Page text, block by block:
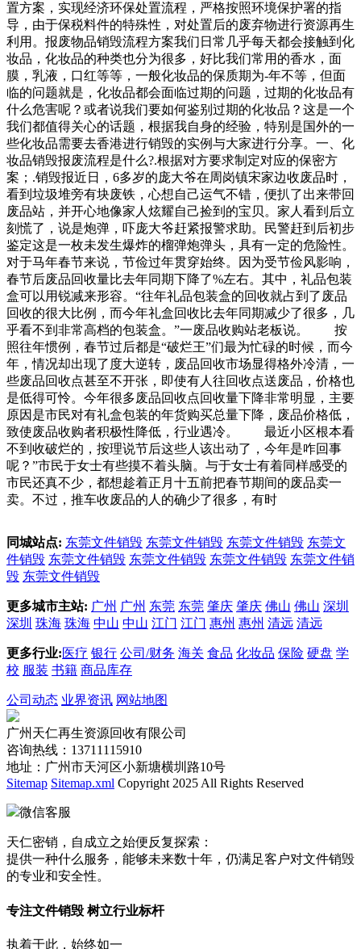
置方案，实现经济环保处置流程，严格按照环境保护署的指
导，由于保税料件的特殊性，对处置后的废弃物进行资源再生
利用。报废物品销毁流程方案我们日常几乎每天都会接触到化
妆品，化妆品的种类也分为很多，好比我们常用的香水，面
膜，乳液，口红等等，一般化妆品的保质期为-年不等，但面
临的问题就是，化妆品都会面临过期的问题，过期的化妆品有
什么危害呢？或者说我们要如何鉴别过期的化妆品？这是一个
我们都值得关心的话题，根据我自身的经验，特别是国外的一
些化妆品需要去香港进行销毁的实例与大家进行分享。一、化
妆品销毁报废流程是什么?.根据对方要求制定对应的保密方
案；.销毁报近日，6多岁的庞大爷在周岗镇宋家边收废品时，
看到垃圾堆旁有块废铁，心想自己运气不错，便扒了出来带回
废品站，并开心地像家人炫耀自己捡到的宝贝。家人看到后立
刻慌了，说是炮弹，吓庞大爷赶紧报警求助。民警赶到后初步
鉴定这是一枚未发生爆炸的榴弹炮弹头，具有一定的危险性。
对于马年春节来说，节俭过年贯穿始终。因为受节俭风影响，
春节后废品回收量比去年同期下降了%左右。其中，礼品包装
盒可以用锐减来形容。“往年礼品包装盒的回收就占到了废品
回收的很大比例，而今年礼盒回收比去年同期减少了很多，几
乎看不到非常高档的包装盒。”一废品收购站老板说。 按
照往年惯例，春节过后都是“破烂王”们最为忙碌的时候，而今
年，情况却出现了度大逆转，废品回收市场显得格外冷清，一
些废品回收点甚至不开张，即使有人往回收点送废品，价格也
是低得可怜。今年很多废品回收点回收量下降非常明显，主要
原因是市民对有礼盒包装的年货购买总量下降，废品价格低，
致使废品收购者积极性降低，行业遇冷。 最近小区根本看
不到收破烂的，按理说节后这些人该出动了，今年是咋回事
呢？”市民于女士有些摸不着头脑。与于女士有着同样感受的
市民还真不少，都想趁着正月十五前把春节期间的废品卖一
卖。不过，推车收废品的人的确少了很多，有时
同城站点: 东莞文件销毁 东莞文件销毁 东莞文件销毁 东莞文
件销毁 东莞文件销毁 东莞文件销毁 东莞文件销毁 东莞文件销
毁 东莞文件销毁
更多城市主站: 广州 广州 东莞 东莞 肇庆 肇庆 佛山 佛山 深圳
深圳 珠海 珠海 中山 中山 江门 江门 惠州 惠州 清远 清远
更多行业: 医疗 银行 公司/财务 海关 食品 化妆品 保险 硬盘 学
校 服装 书籍 商品库存
公司动态 业界资讯 网站地图
广州天仁再生资源回收有限公司
咨询热线：13711115910
地址：广州市天河区小新塘横圳路10号
Sitemap Sitemap.xml Copyright 2025 All Rights Reserved
微信客服
天仁密销，自成立之始便反复探索：
提供一种什么服务，能够未来数十年，仍满足客户对文件销毁
的专业和安全性。
专注文件销毁 树立行业标杆
执着于此，始终如一